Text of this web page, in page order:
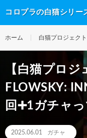
コロプラの白猫シリー
ホーム 白猫プロジェクト
【白猫プロ
FLOWSKY:
回➕1ガチャ
2025.06.01 ガチャ